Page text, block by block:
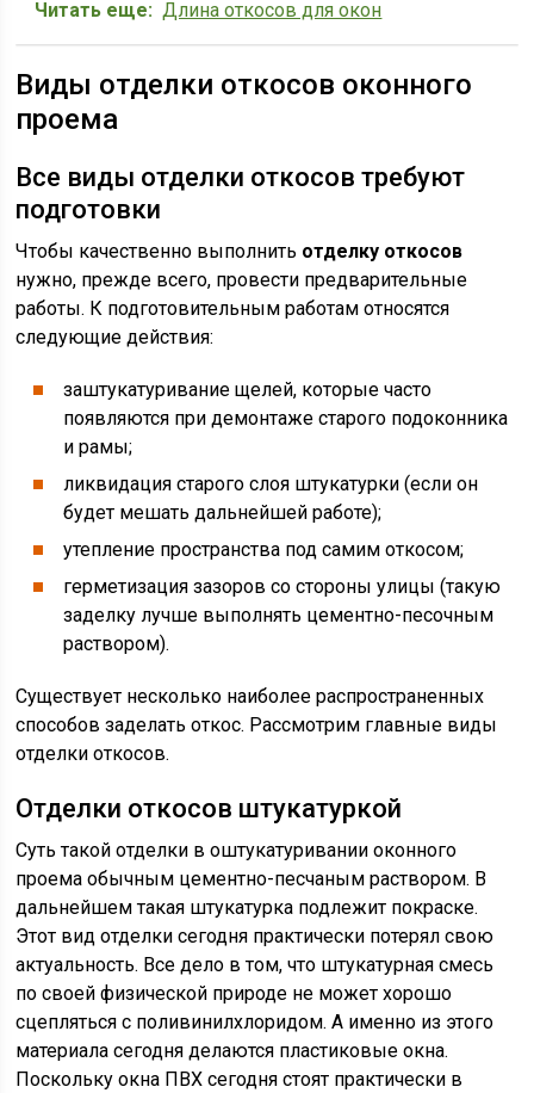
Читать еще: Длина откосов для окон
Виды отделки откосов оконного
проема
Все виды отделки откосов требуют
подготовки
Чтобы качественно выполнить отделку откосов
нужно, прежде всего, провести предварительные
работы. К подготовительным работам относятся
следующие действия:
заштукатуривание щелей, которые часто
появляются при демонтаже старого подоконника
и рамы;
ликвидация старого слоя штукатурки (если он
будет мешать дальнейшей работе);
утепление пространства под самим откосом;
герметизация зазоров со стороны улицы (такую
заделку лучше выполнять цементно-песочным
раствором).
Существует несколько наиболее распространенных
способов заделать откос. Рассмотрим главные виды
отделки откосов.
Отделки откосов штукатуркой
Суть такой отделки в оштукатуривании оконного
проема обычным цементно-песчаным раствором. В
дальнейшем такая штукатурка подлежит покраске.
Этот вид отделки сегодня практически потерял свою
актуальность. Все дело в том, что штукатурная смесь
по своей физической природе не может хорошо
сцепляться с поливинилхлоридом. А именно из этого
материала сегодня делаются пластиковые окна.
Поскольку окна ПВХ сегодня стоят практически в